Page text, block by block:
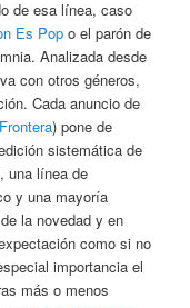
de esa línea, caso
Es Pop o el parón de
Analizada desde
con otros géneros,
Cada anuncio de
) pone de
sistemática de
una línea de
y una mayoría
la novedad y en
como si no
importancia el
más o menos